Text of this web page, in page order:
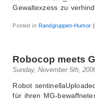
Gewaltexzess zu
Posted inRandgruppen-Humor |
Robocop meets
Sunday, November 5th,
Robot
für ihren MG-